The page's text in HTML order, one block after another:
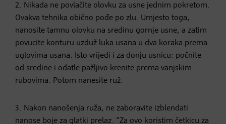
2. Nikada ne povlačite olovku za usne jednim pokretom.
Ovakva tehnika obično pođe po zlu. Umjesto toga,
nanosite tamnu olovku na sredinu gornje usne, a zatim
povucite konturu uzduž luka usana u dva koraka prema
uglovima usana. Isto vrijedi i za donju usnicu: počnite
od sredine i odatle pažljivo krenite prema vanjskim
rubovima. Potom nanesite ruž.
3. Nakon nanošenja ruža, ne zaboravite izblendati
nanose boje za glatki prelaz. “Za ovo koristim četkicu za